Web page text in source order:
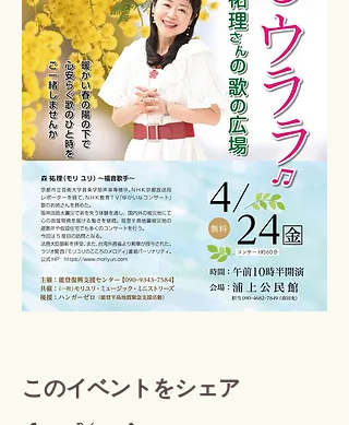
このイベントをシェア